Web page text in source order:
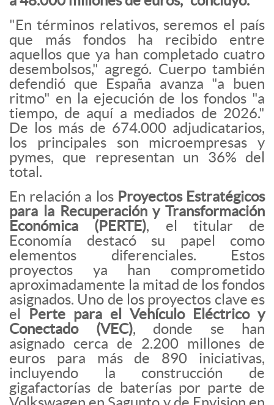
"En términos relativos, seremos el país
que más fondos ha recibido entre
aquellos que ya han completado cuatro
desembolsos," agregó. Cuerpo también
defendió que España avanza "a buen
ritmo" en la ejecución de los fondos "a
tiempo, de aquí a mediados de 2026."
De los más de 674.000 adjudicatarios,
los principales son microempresas y
pymes, que representan un 36% del
total.
En relación a los Proyectos Estratégicos
para la Recuperación y Transformación
Económica (PERTE), el titular de
Economía destacó su papel como
elementos diferenciales. Estos
proyectos ya han comprometido
aproximadamente la mitad de los fondos
asignados. Uno de los proyectos clave es
el
Perte para el Vehículo Eléctrico y
Conectado (VEC), donde se han
asignado cerca de 2.200 millones de
euros para más de 890 iniciativas,
incluyendo la construcción de
gigafactorías de baterías por parte de